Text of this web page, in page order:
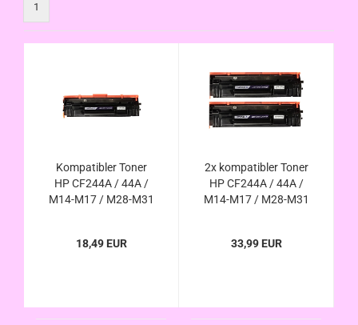
1
Kompatibler Toner
HP CF244A / 44A /
M14-M17 / M28-M31
18,49 EUR
2x kompatibler Toner
HP CF244A / 44A /
M14-M17 / M28-M31
33,99 EUR